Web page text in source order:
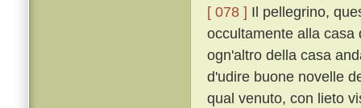
[ 078 ] Il pellegrino,
occultamente alla casa
ogn'altro della casa
d'udire buone novelle
qual venuto, con lieto